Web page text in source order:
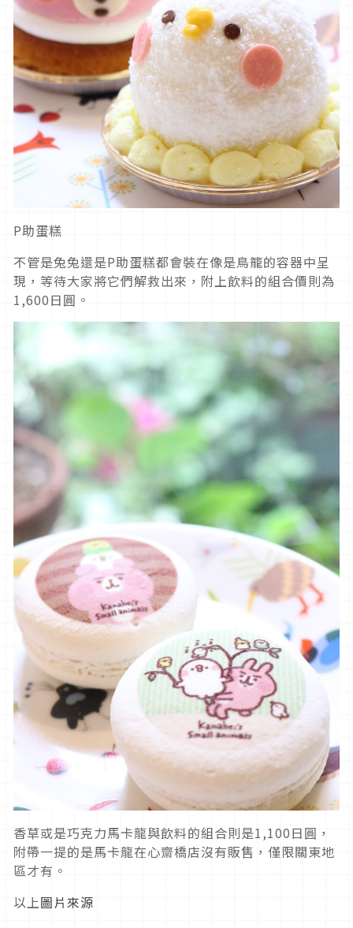
P助蛋糕
不管是兔兔還是P助蛋糕都會裝在像是鳥籠的容器中呈
現，等待大家將它們解救出來，附上飲料的組合價則為
1,600日圓。
香草或是巧克力馬卡龍與飲料的組合則是1,100日圓，
附帶一提的是馬卡龍在心齋橋店沒有販售，僅限關東地
區才有。
以上圖片來源